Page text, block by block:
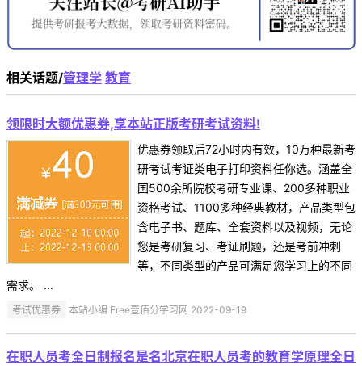
相关话题/管理学 教育
领限时大额优惠券,享本站正版考研考试资料!
优惠券领取后72小时内有效，10万种最新考
研考试考证类电子打印资料任你选。涵盖全
国500余所院校考研专业课、200多种职业
资格考试、1100多种经典教材，产品类型包
含电子书、题库、全套资料以及视频，无论
您是考研复习、考证刷题，还是考前冲刺
等，不同类型的产品可满足您学习上的不同
需求。 ...
考试优惠券 本站小编 Free壹佰分学习网 2022-09-19
在职人员考全日制报名是名北京在职人员考的教育学原理全日